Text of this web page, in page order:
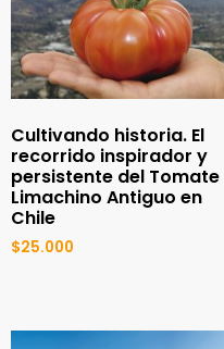
Cultivando historia. El
recorrido inspirador y
persistente del Tomate
Limachino Antiguo en
Chile
$25.000